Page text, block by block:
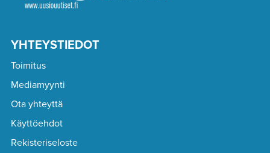
YHTEYSTIEDOT
Toimitus
Mediamyynti
Ota yhteyttä
Käyttöehdot
Rekisteriseloste